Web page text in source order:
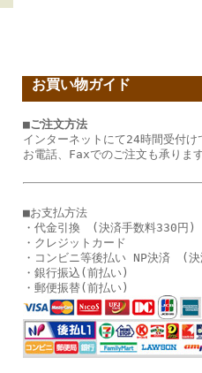
お買い物ガイド
■ご注文方法
インターネットにて24時間受付け
お電話、Faxでのご注文も承りま
■お支払方法
・代金引換 (決済手数料330円)
・クレジットカード
・コンビニ等後払い NP決済 (
・銀行振込(前払い)
・郵便振替(前払い)